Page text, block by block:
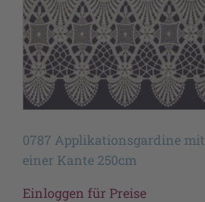
0787 Applikationsgardine mit
einer Kante 250cm
Einloggen für Preise